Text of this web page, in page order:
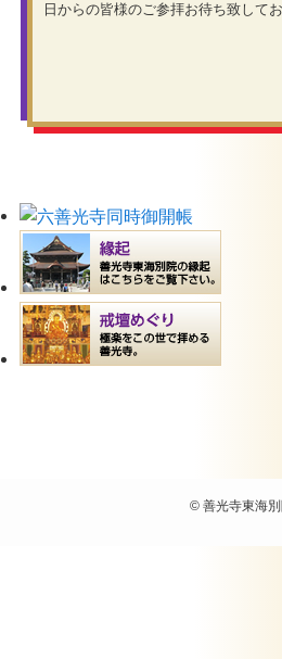
日からの皆様のご参拝お待ち致してお
©善光寺東海別